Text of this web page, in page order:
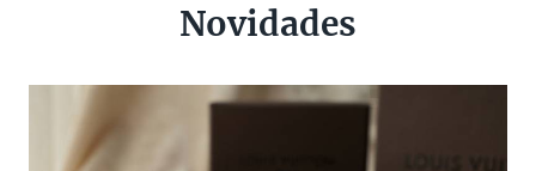
Novidades